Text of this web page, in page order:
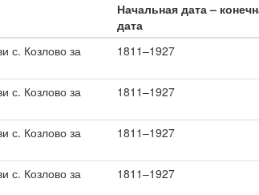
Начальная дата –
дата
с. Козлово за
1811–1927
с. Козлово за
1811–1927
с. Козлово за
1811–1927
с. Козлово за
1811–1927